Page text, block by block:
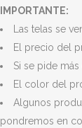
IMPORTANTE:
Las telas se
El precio del
Si se pide
El color del
Algunos
pondremos en